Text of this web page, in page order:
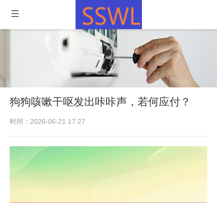
狗狗咳嗽干呕发出咔咔声，若何应付？
时间：2026-06-21 17:27